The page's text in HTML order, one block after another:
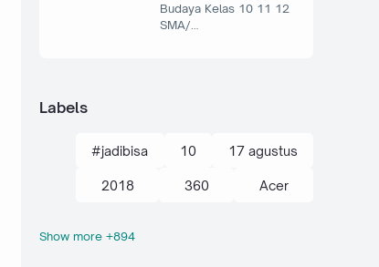
Budaya Kelas 10 11 12
SMA/…
Labels
#jadibisa 10 17 agustus
2018 360 Acer
action kamera
Show more +894